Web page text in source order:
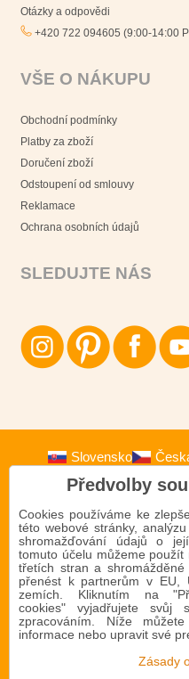
Otázky a odpovědi
+420 722 094605 (9:00-14:00
VŠE O NÁKUPU
Obchodní podmínky
Platby za zboží
Doručení zboží
Odstoupení od smlouvy
Reklamace
Ochrana osobních údajů
SLEDUJTE NÁS
Slovensko
Österreich
2009-2026 © Bomba
Tento web je chráněn
osobních údajů
Předvolby
Cookies používáme ke
této webové stránky,
shromažďování údajů o
tomuto účelu můžeme použít
třetích stran a
přenést k partnerům v EU,
zemích. Kliknutím na
cookies" vyjadřujete svůj
zpracováním. Níže
informace nebo upravit své
Zásady